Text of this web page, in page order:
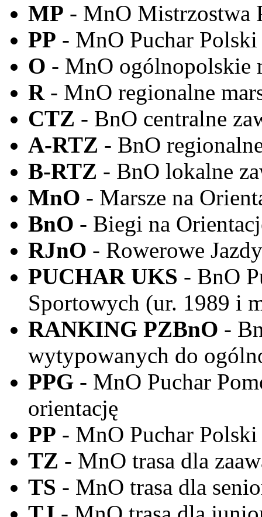
MP - MnO Mistrzostwa
PP - MnO Puchar
O - MnO ogólnopolskie
R- MnO regionalne
CTZ - BnO centralne
A-RTZ - BnO
B-RTZ - BnO lokalne
MnO - Marsze na
BnO - Biegi na
RJnO - Rowerowe
PUCHAR UKS - BnO
Sportowych (ur. 1989 i
RANKING PZBnO -
wytypowanych do
PPG - MnO Puchar
orientację
PP - MnO Puchar
TZ - MnO trasa dla
TS - MnO trasa dla